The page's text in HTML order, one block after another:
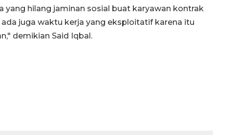
yang hilang jaminan sosial buat karyawan kontrak
juga waktu kerja yang eksploitatif karena itu
demikian Said Iqbal.